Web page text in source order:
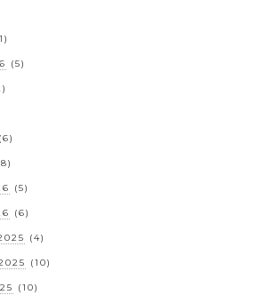
(5)
(6)
(5)
(6)
(4)
(10)
(10)